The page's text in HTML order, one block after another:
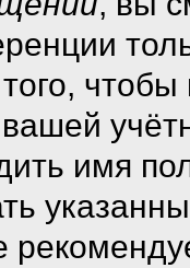
чтобы
вашей
имя